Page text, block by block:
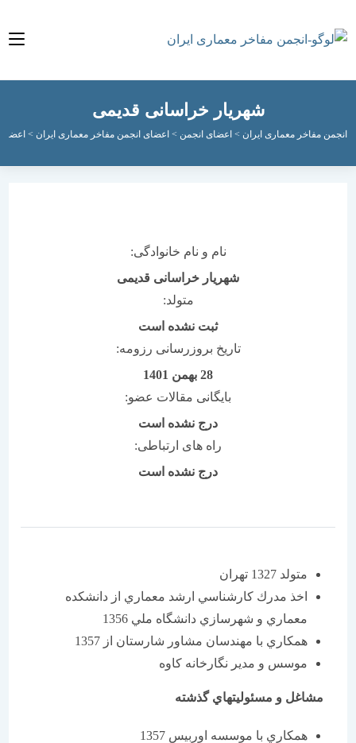
شهریار خراسانی قدیمی
مفاخر معماری ایران > اعضای انجمن>اعضای انجمن مفاخر معماری ایران > اعضای فعال
نام و نام خانوادگی:
شهریار خراسانی قدیمی
ثبت نشده است
تاریخ بروزرسانی رزومه:
بایگانی مقالات عضو:
درج نشده است
راه های ارتباطی:
درج نشده است
متولد 1327 تهران
اخذ مدرك كارشناسي ارشد معماري از دانشكده
معماري و شهرسازي دانشگاه ملي 1356
همكاري با مهندسان مشاور شارستان از 1357
موسس و مدير نگارخانه كاوه
مشاغل و مسئوليتهاي گذشته
همكاري با موسسه اوربيس 1357